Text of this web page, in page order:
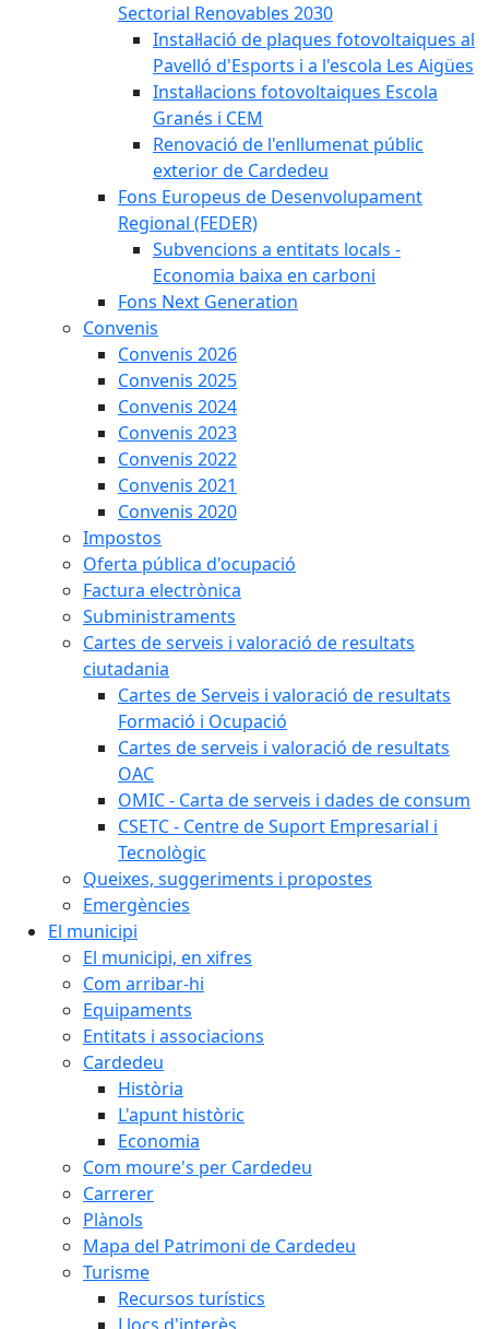
Sectorial Renovables 2030
Instal·lació de plaques fotovoltaiques al
Pavelló d'Esports i a l'escola Les Aigües
Instal·lacions fotovoltaiques Escola
Granés i CEM
Renovació de l'enllumenat públic
exterior de Cardedeu
Fons Europeus de Desenvolupament
Regional (FEDER)
Subvencions a entitats locals -
Economia baixa en carboni
Fons Next Generation
Convenis
Convenis 2026
Convenis 2025
Convenis 2024
Convenis 2023
Convenis 2022
Convenis 2021
Convenis 2020
Impostos
Oferta pública d'ocupació
Factura electrònica
Subministraments
Cartes de serveis i valoració de resultats
ciutadania
Cartes de Serveis i valoració de resultats
Formació i Ocupació
Cartes de serveis i valoració de resultats
OAC
OMIC - Carta de serveis i dades de consum
CSETC - Centre de Suport Empresarial i
Tecnològic
Queixes, suggeriments i propostes
Emergències
El municipi
El municipi, en xifres
Com arribar-hi
Equipaments
Entitats i associacions
Cardedeu
Història
L'apunt històric
Economia
Com moure's per Cardedeu
Carrerer
Plànols
Mapa del Patrimoni de Cardedeu
Turisme
Recursos turístics